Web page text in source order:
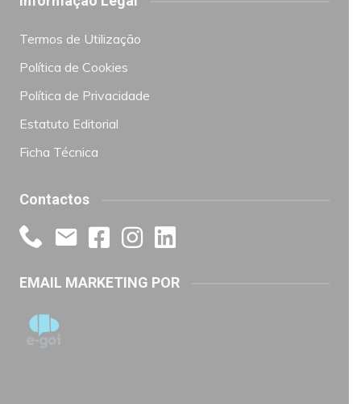
Termos de Utilização
Política de Cookies
Política de Privacidade
Estatuto Editorial
Ficha Técnica
Contactos
EMAIL MARKETING POR